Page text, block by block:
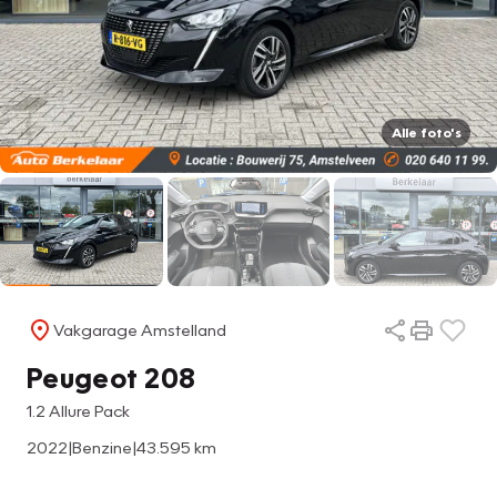
Alle foto's
Vakgarage Amstelland
Peugeot 208
1.2 Allure Pack
2022|Benzine|43.595 km